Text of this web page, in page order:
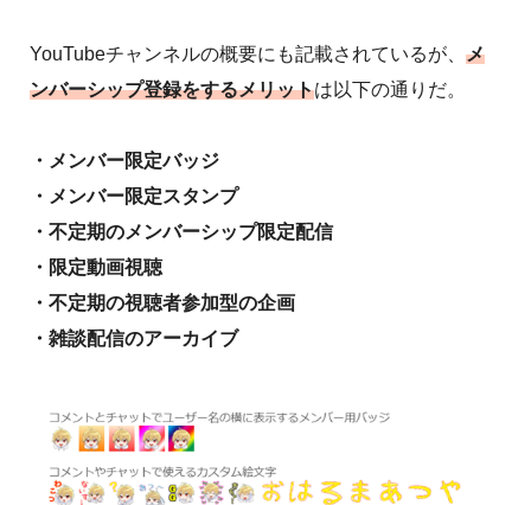
YouTubeチャンネルの概要にも記載されているが、 メ
ンバーシップ登録をするメリットは以下の通りだ。
・メンバー限定バッジ
・メンバー限定スタンプ
・不定期のメンバーシップ限定配信
・限定動画視聴
・不定期の視聴者参加型の企画
・雑談配信のアーカイブ